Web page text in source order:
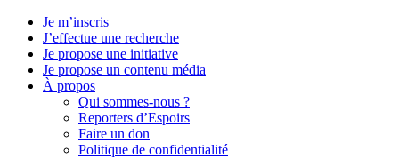
Je m’inscris
J’effectue une recherche
Je propose une initiative
Je propose un contenu média
À propos
Qui sommes-nous ?
Reporters d’Espoirs
Faire un don
Politique de confidentialité